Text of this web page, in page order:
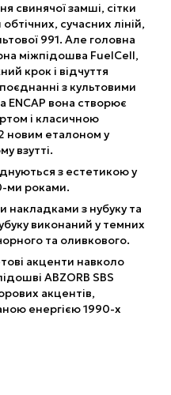
свинячої замші, сітки
сучасних ліній,
991. Але головна
міжпідошва FuelCell,
крок і відчуття
з культовими
ENCAP вона створює
і класичною
новим еталоном у
взутті.
з естетикою у
ми роками.
накладками з нубуку та
виконаний у темних
та оливкового.
акценти навколо
ABZORB SBS
акцентів,
енергією 1990-х